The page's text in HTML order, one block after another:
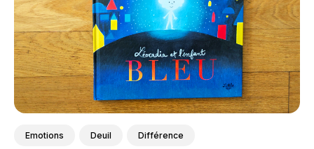
Emotions Deuil Différence